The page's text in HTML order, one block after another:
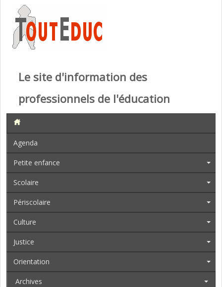
Le site d'information des
professionnels de l'éducation
Agenda
Petite enfance
Scolaire
Périscolaire
Culture
Justice
Orientation
Archives